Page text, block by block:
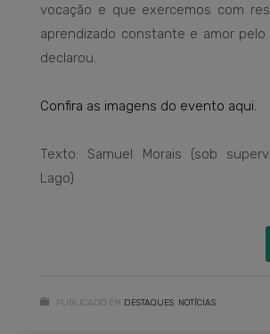
vocação e que exercemos com
aprendizado constante e amor pelo
declarou.
Confira as imagens do evento aqui.
Texto: Samuel Morais (sob
Lago)
PUBLICADO EM DESTAQUES NOTÍCIAS